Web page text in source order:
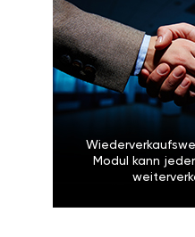
Modul kann